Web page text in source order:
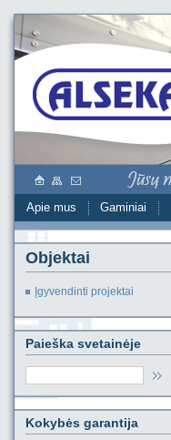
Apie mus Gaminiai
Objektai
Įgyvendinti projektai
Paieška svetainėje
Kokybės garantija